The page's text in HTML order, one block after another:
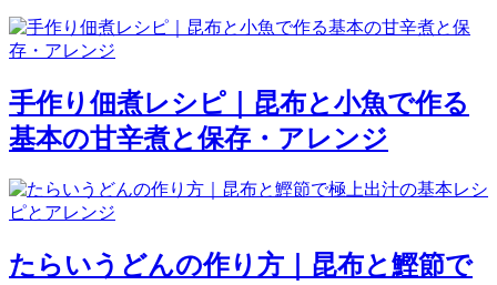
手作り佃煮レシピ｜昆布と小魚で作る
基本の甘辛煮と保存・アレンジ
たらいうどんの作り方｜昆布と鰹節で